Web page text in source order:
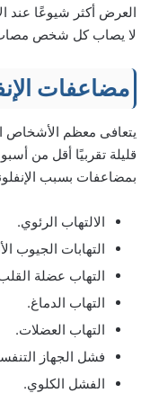
العرض أكثر شيوعًا عند
لا يصاب كل شخص مصاب
مضاعفات
يتعافى معظم الأشخاص
قليلة تقربيًا أقل من
بمضاعفات بسبب
الالتهاب الرئوي.
التهابات الجيوب
التهاب عضلة
التهاب الدماغ.
التهاب العضلات.
فشل الجهاز
الفشل الكلوي.